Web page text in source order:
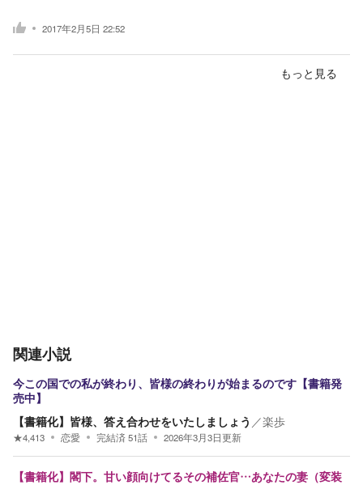
2017年2月5日 22:52
もっと見る
関連小説
今この国での私が終わり、皆様の終わりが始まるのです【書籍発
売中】
【書籍化】皆様、答え合わせをいたしましょう ／楽歩
★4,413 恋愛 完結済51話 2026年3月3日更新
【書籍化】閣下。甘い顔向けてるその補佐官…あなたの妻（変装